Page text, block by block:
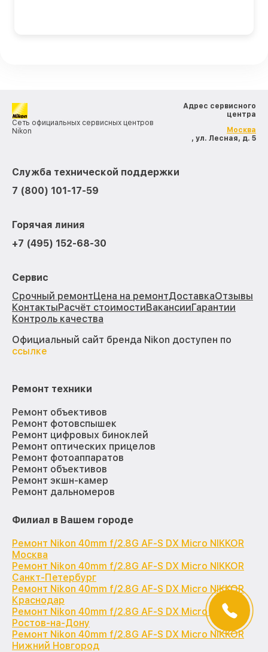
Сеть официальных сервисных центров
Nikon
Адрес сервисного
центра
Москва
, ул. Лесная, д. 5
Служба технической поддержки
7 (800) 101-17-59
Горячая линия
+7 (495) 152-68-30
Сервис
Срочный ремонтЦена на ремонтДоставкаОтзывы
КонтактыРасчёт стоимостиВакансииГарантии
Контроль качества
Официальный сайт бренда Nikon доступен по
ссылке
Ремонт техники
Ремонт объективов
Ремонт фотовспышек
Ремонт цифровых биноклей
Ремонт оптических прицелов
Ремонт фотоаппаратов
Ремонт объективов
Ремонт экшн-камер
Ремонт дальномеров
Филиал в Вашем городе
Ремонт Nikon 40mm f/2.8G AF-S DX Micro NIKKOR
Москва
Ремонт Nikon 40mm f/2.8G AF-S DX Micro NIKKOR
Санкт-Петербург
Ремонт Nikon 40mm f/2.8G AF-S DX Micro NIKKOR
Краснодар
Ремонт Nikon 40mm f/2.8G AF-S DX Micro NIKKOR
Ростов-на-Дону
Ремонт Nikon 40mm f/2.8G AF-S DX Micro NIKKOR
Нижний Новгород